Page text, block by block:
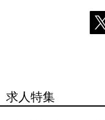
求人特集